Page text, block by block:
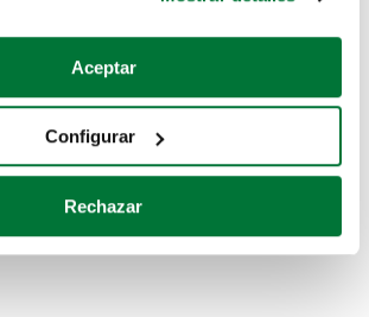
quisiéramos:
sobre su ubicación geográfica
dispositivo analizándolo activamente
características específicas (huellas
sobre cómo se procesan sus
Aceptar
Configurar
Rechazar
mano